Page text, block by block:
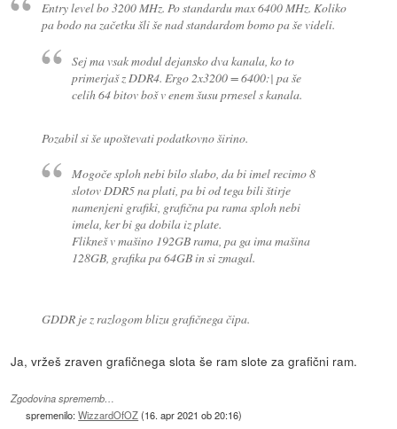
Entry level bo 3200 MHz. Po standardu max 6400 MHz. Koliko
pa bodo na začetku šli še nad standardom bomo pa še videli.
Sej ma vsak modul dejansko dva kanala, ko to
primerjaš z DDR4. Ergo 2x3200 = 6400:| pa še
celih 64 bitov boš v enem šusu prnesel s kanala.
Pozabil si še upoštevati podatkovno širino.
Mogoče sploh nebi bilo slabo, da bi imel recimo 8
slotov DDR5 na plati, pa bi od tega bili štirje
namenjeni grafiki, grafična pa rama sploh nebi
imela, ker bi ga dobila iz plate.
Flikneš v mašino 192GB rama, pa ga ima mašina
128GB, grafika pa 64GB in si zmagal.
GDDR je z razlogom blizu grafičnega čipa.
Ja, vržeš zraven grafičnega slota še ram slote za grafični ram.
Zgodovina sprememb…
spremenilo:WizzardOfOZ(16. apr 2021 ob 20:16)